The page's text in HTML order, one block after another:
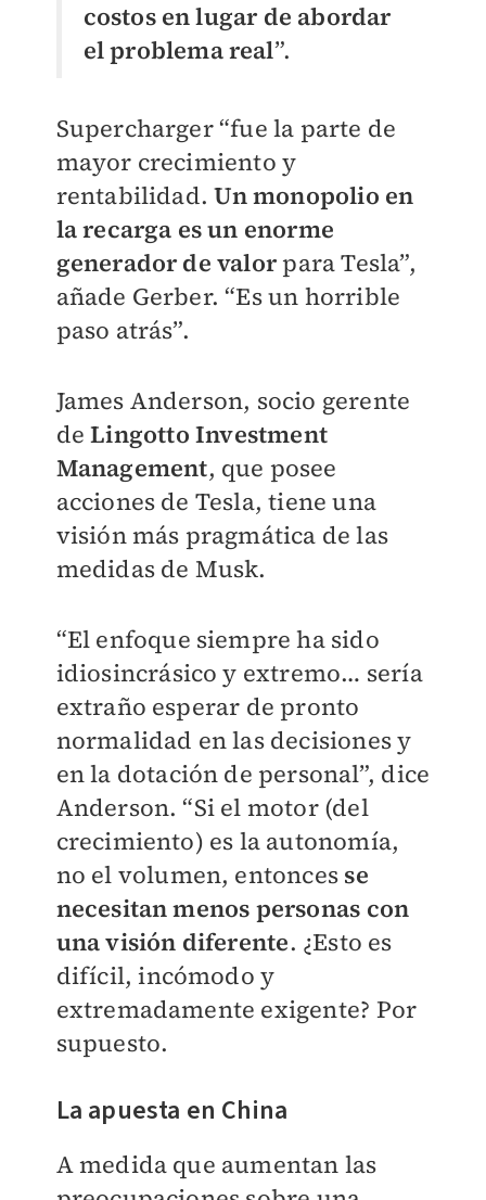
costos en lugar de abordar
el problema real”.
Supercharger “fue la parte de
mayor crecimiento y
rentabilidad.Un monopolio en
la recarga es un enorme
generador de valorpara Tesla”,
añade Gerber. “Es un horrible
paso atrás”.
James Anderson, socio gerente
deLingotto Investment
Management, que posee
acciones de Tesla, tiene una
visión más pragmática de las
medidas de Musk.
“El enfoque siempre ha sido
idiosincrásico y extremo… sería
extraño esperar de pronto
normalidad en las decisiones y
en la dotación de personal”, dice
Anderson. “Si el motor (del
crecimiento) es la autonomía,
no el volumen, entonces se
necesitan menos personas con
una visión diferente. ¿Esto es
difícil, incómodo y
extremadamente exigente? Por
supuesto.
La apuesta en China
A medida que aumentan las